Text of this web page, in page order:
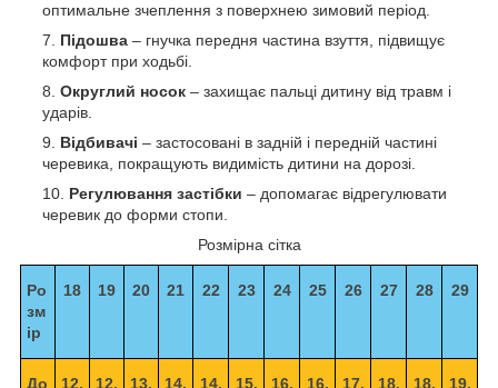
оптимальне зчеплення з поверхнею зимовий період.
Підошва – гнучка передня частина взуття, підвищує
комфорт при ходьбі.
Округлий носок – захищає пальці дитину від травм і
ударів.
Відбивачі – застосовані в задній і передній частині
черевика, покращують видимість дитини на дорозі.
Регулювання застібки – допомагає відрегулювати
черевик до форми стопи.
Розмірна сітка
Ро
зм
ір
18 19 20 21 22 23 24 25 26 27 28 29
До 12. 12. 13. 14. 14. 15. 16. 16. 17. 18. 18. 19.